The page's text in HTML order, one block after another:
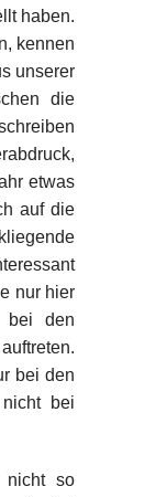
haben.
kennen
unserer
die
etwas
auf die
nur hier
bei den
bei den
nicht bei
nicht so